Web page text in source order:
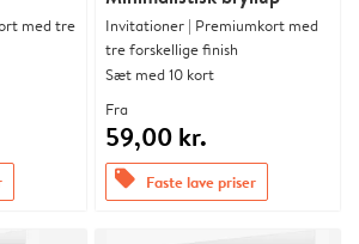
med tre
Invitationer | Premiumkort med
tre forskellige finish
Sæt med 10 kort
Fra
59,00 kr.
offers Faste lave priser